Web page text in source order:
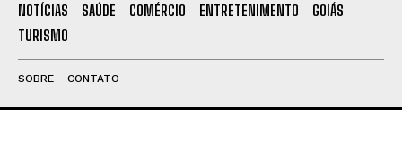
NOTÍCIAS SAÚDE COMÉRCIO ENTRETENIMENTO
GOIÁS
TURISMO
SOBRE CONTATO